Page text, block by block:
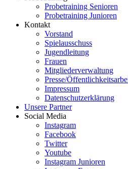
Probetraining Senioren
Probetraining Junioren
Kontakt
Vorstand
Spielausschuss
Jugendleitung
Frauen
Mitgliederverwaltung
Presse/
Impressum
Datenschutzerklärung
Unsere Partner
Social Media
Instagram
Facebook
Twitter
Youtube
Instagram Junioren